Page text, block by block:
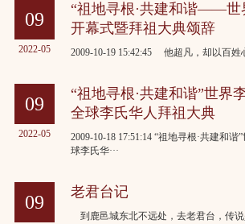
09
2022-05
“祖地寻根·共建和谐——世
开幕式暨拜祖大典颂辞
2009-10-19 15:42:45 他超凡，却以百姓
09
2022-05
“祖地寻根·共建和谐”世界
全球李氏华人拜祖大典
2009-10-18 17:51:14 “祖地寻根·共建和
球李氏华···
09 老君台记
到鹿邑城东北不远处，去老君台，传